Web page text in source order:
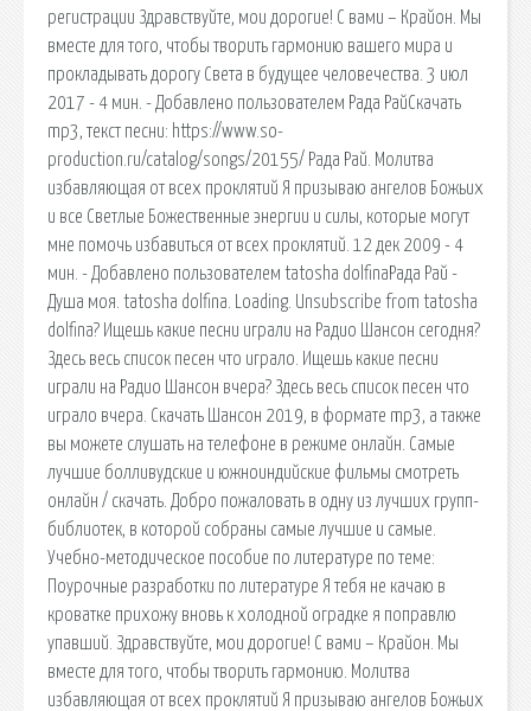
регистрации Здравствуйте, мои дорогие! С вами – Крайон. Мы
вместе для того, чтобы творить гармонию вашего мира и
прокладывать дорогу Света в будущее человечества. 3 июл
2017 - 4 мин. - Добавлено пользователем Рада РайСкачать
mp3, текст песни: https://www.so-
production.ru/catalog/songs/20155/ Рада Рай. Молитва
избавляющая от всех проклятий Я призываю ангелов Божьих
и все Светлые Божественные энергии и силы, которые могут
мне помочь избавиться от всех проклятий. 12 дек 2009 - 4
мин. - Добавлено пользователем tatosha dolfinaРада Рай -
Душа моя. tatosha dolfina. Loading. Unsubscribe from tatosha
dolfina? Ищешь какие песни играли на Радио Шансон сегодня?
Здесь весь список песен что играло. Ищешь какие песни
играли на Радио Шансон вчера? Здесь весь список песен что
играло вчера. Скачать Шансон 2019, в формате mp3, а также
вы можете слушать на телефоне в режиме онлайн. Самые
лучшие болливудские и южноиндийские фильмы смотреть
онлайн / скачать. Добро пожаловать в одну из лучших групп-
библиотек, в которой собраны самые лучшие и самые.
Учебно-методическое пособие по литературе по теме:
Поурочные разработки по литературе Я тебя не качаю в
кроватке прихожу вновь к холодной оградке я поправлю
упавший. Здравствуйте, мои дорогие! С вами – Крайон. Мы
вместе для того, чтобы творить гармонию. Молитва
избавляющая от всех проклятий Я призываю ангелов Божьих